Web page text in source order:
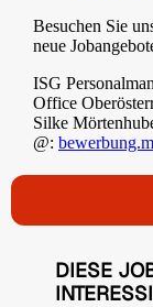
Besuchen Sie
neue
ISG
Office
Silke
@:
DIESE